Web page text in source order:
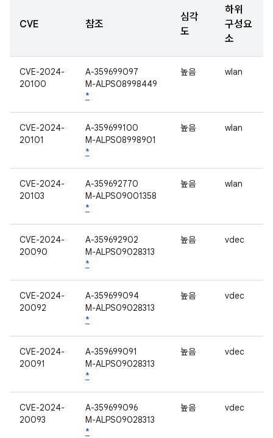
CVE 참조
심각
도
하위
구성요
소
CVE-2024-
20100
A-359699097
M-ALPS08998449
*
높음 wlan
CVE-2024-
20101
A-359699100
M-ALPS08998901
*
높음 wlan
CVE-2024-
20103
A-359692770
M-ALPS09001358
*
높음 wlan
CVE-2024-
20090
A-359692902
M-ALPS09028313
*
높음 vdec
CVE-2024-
20092
A-359699094
M-ALPS09028313
*
높음 vdec
CVE-2024-
20091
A-359699091
M-ALPS09028313
*
높음 vdec
CVE-2024-
20093
A-359699096
M-ALPS09028313
*
높음 vdec